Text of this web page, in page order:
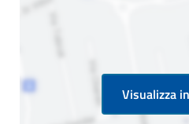
Visualizza